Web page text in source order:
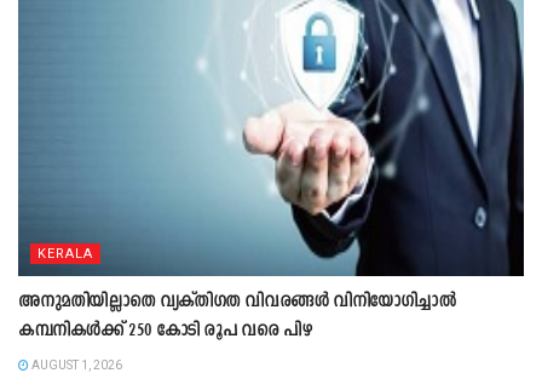
KERALA
അനുമതിയില്ലാതെ വ്യക്തിഗത വിവരങ്ങൾ വിനിയോഗിച്ചാൽ
കമ്പനികൾക്ക് 250 കോടി രൂപ വരെ പിഴ
AUGUST 1, 2026